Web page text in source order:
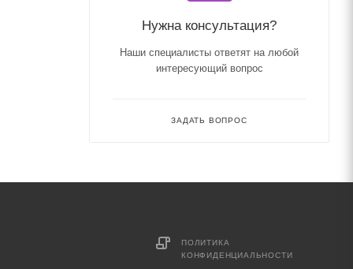
Нужна консультация?
Наши специалисты ответят на любой
интересующий вопрос
ЗАДАТЬ ВОПРОС
ПОЛИТИКА
КОНФИДЕНЦИАЛЬНОСТИ